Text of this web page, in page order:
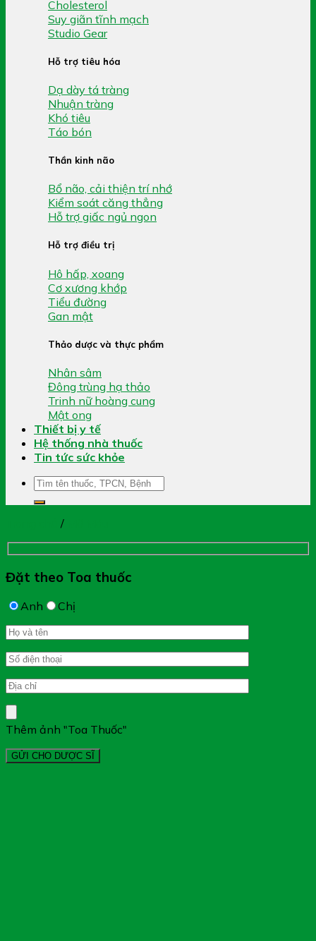
Cholesterol
Suy giãn tĩnh mạch
Studio Gear
Hỗ trợ tiêu hóa
Dạ dày tá tràng
Nhuận tràng
Khó tiêu
Táo bón
Thần kinh não
Bổ não, cải thiện trí nhớ
Kiểm soát căng thẳng
Hỗ trợ giấc ngủ ngon
Hỗ trợ điều trị
Hô hấp, xoang
Cơ xương khớp
Tiểu đường
Gan mật
Thảo dược và thực phẩm
Nhân sâm
Đông trùng hạ thảo
Trinh nữ hoàng cung
Mật ong
Thiết bị y tế
Hệ thống nhà thuốc
Tin tức sức khỏe
Tìm
kiếm:
/
Đặt theo Toa thuốc
Anh Chị
Thêm ảnh "Toa Thuốc"